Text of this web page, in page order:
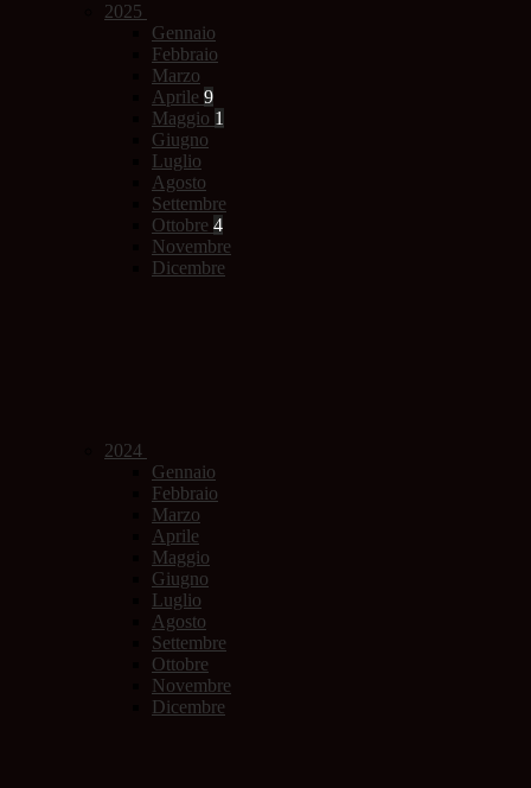
2025
Gennaio
Febbraio
Marzo
Aprile 9
Maggio 1
Giugno
Luglio
Agosto
Settembre
Ottobre 4
Novembre
Dicembre
2024
Gennaio
Febbraio
Marzo
Aprile
Maggio
Giugno
Luglio
Agosto
Settembre
Ottobre
Novembre
Dicembre